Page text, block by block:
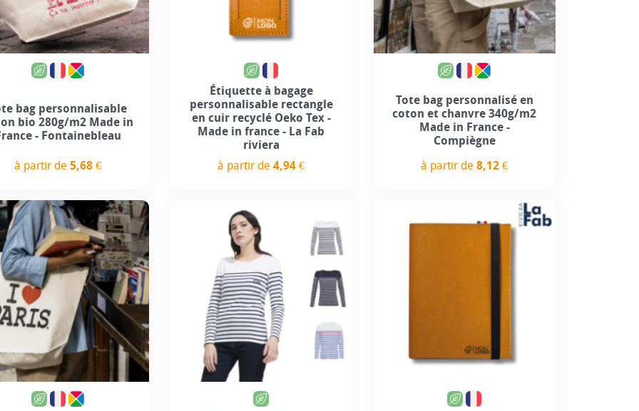
bag personnalisable
bio 280g/m2 Made in
- Fontainebleau
à partir de5,68 €
Étiquette à bagage
personnalisable rectangle
en cuir recyclé Oeko Tex -
Made in france - La Fab
riviera
à partir de4,94 €
Tote bag personnalisé en
coton et chanvre 340g/m2
Made in France -
Compiègne
à partir de8,12 €